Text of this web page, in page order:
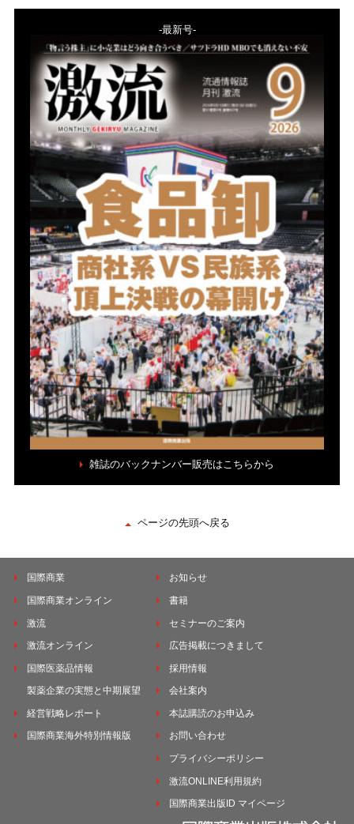
-最新号-
雑誌のバックナンバー販売はこちらから
ページの先頭へ戻る
国際商業
国際商業オンライン
激流
激流オンライン
国際医薬品情報
製薬企業の実態と中期展望
経営戦略レポート
国際商業海外特別情報版
お知らせ
書籍
セミナーのご案内
広告掲載につきまして
採用情報
会社案内
本誌購読のお申込み
お問い合わせ
プライバシーポリシー
激流ONLINE利用規約
国際商業出版ID マイページ